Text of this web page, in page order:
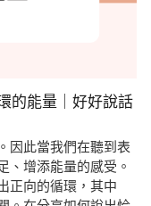
的能量｜好好說話
因此當我們在聽到表
、增添能量的感受。
正向的循環，其中